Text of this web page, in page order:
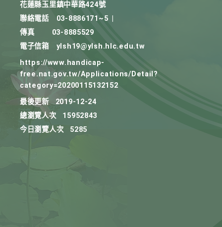
花蓮縣玉里鎮中華路424號
聯絡電話
03-8886171~5
傳真
03-8885529
電子信箱
ylsh19@ylsh.hlc.edu.tw
https://www.handicap-
free.nat.gov.tw/Applications/Detail?
category=20200115132152
最後更新
2019-12-24
總瀏覽人次
15952843
今日瀏覽人次
5285